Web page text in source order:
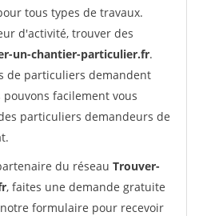
tous types de travaux.
d'activité, trouver des
un-chantier-particulier.fr.
de particuliers demandent
facilement vous
particuliers demandeurs de
du réseau Trouver-
, faites une demande gratuite
formulaire pour recevoir